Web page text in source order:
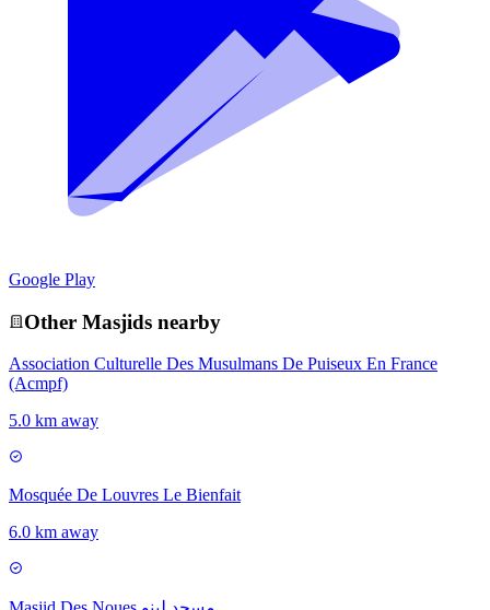
Google Play
Other Masjids nearby
Association Culturelle Des Musulmans De Puiseux En France
(Acmpf)
5.0 km away
Mosquée De Louvres Le Bienfait
6.0 km away